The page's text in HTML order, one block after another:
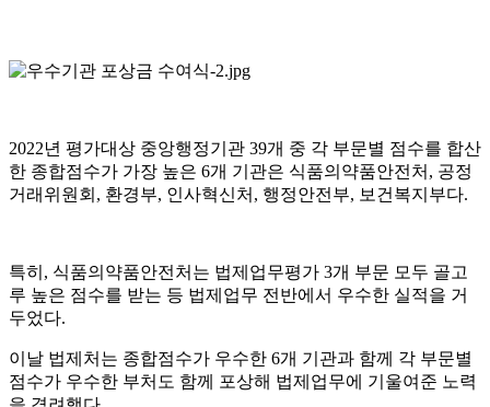
2022년 평가대상 중앙행정기관 39개 중 각 부문별 점수를 합산
한 종합점수가 가장 높은 6개 기관은 식품의약품안전처, 공정
거래위원회, 환경부, 인사혁신처, 행정안전부, 보건복지부다.
특히, 식품의약품안전처는 법제업무평가 3개 부문 모두 골고
루 높은 점수를 받는 등 법제업무 전반에서 우수한 실적을 거
두었다.
이날 법제처는 종합점수가 우수한 6개 기관과 함께 각 부문별
점수가 우수한 부처도 함께 포상해 법제업무에 기울여준 노력